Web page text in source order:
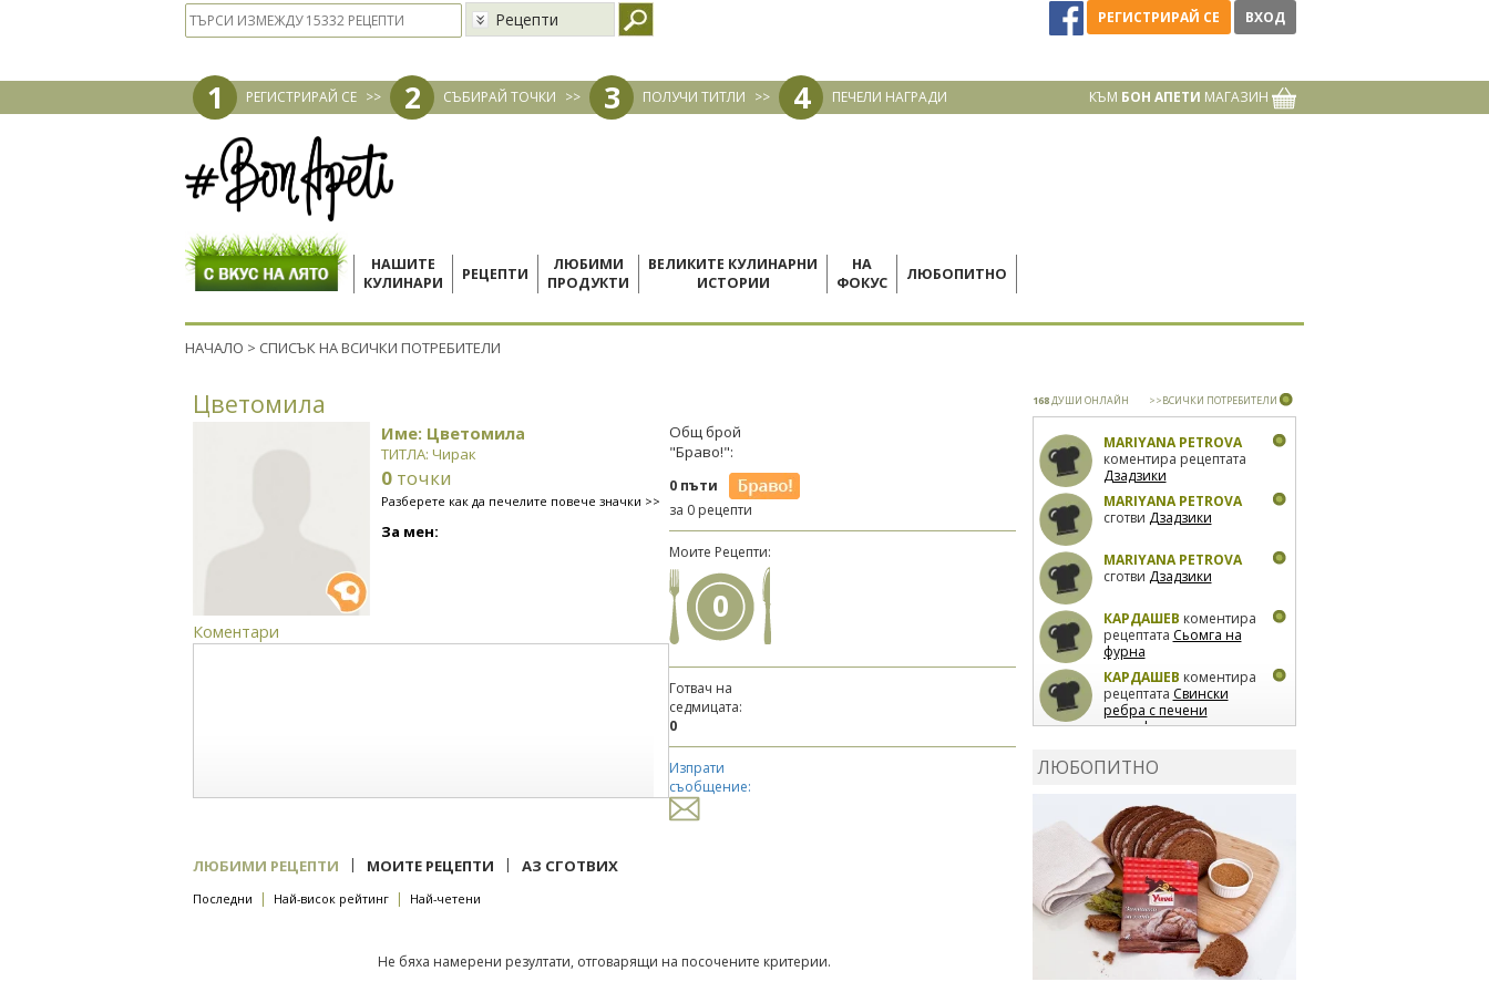
Рецепти РЕГИСТРИРАЙ СЕ ВХОД
1 РЕГИСТРИРАЙ СЕ >> 2 СЪБИРАЙ ТОЧКИ >> 3 ПОЛУЧИ ТИТЛИ >> 4 ПЕЧЕЛИ НАГРАДИ КЪМ БОН АПЕТИ МАГАЗИН
НАШИТЕ
КУЛИНАРИ
РЕЦЕПТИ
ЛЮБИМИ
ПРОДУКТИ
ВЕЛИКИТЕ КУЛИНАРНИ
ИСТОРИИ
НА
ФОКУС
ЛЮБОПИТНО
НАЧАЛО > СПИСЪК НА ВСИЧКИ ПОТРЕБИТЕЛИ
Цветомила
Име: Цветомила
ТИТЛА: Чирак
0 точки
Разберете как да печелите повече значки >>
За мен:
Коментари
Общ брой
"Браво!":
0 пъти
за 0 рецепти
Моите Рецепти:
0
Готвач на
седмицата:
0
Изпрати
съобщение:
ЛЮБИМИ РЕЦЕПТИ | МОИТЕ РЕЦЕПТИ | АЗ СГОТВИХ
Последни | Най-висок рейтинг | Най-четени
Не бяха намерени резултати, отговарящи на посочените критерии.
168ДУШИ ОНЛАЙН >>ВСИЧКИ ПОТРЕБИТЕЛИ
MARIYANA PETROVA
коментира рецептата
Дзадзики
MARIYANA PETROVA
сготви Дзадзики
MARIYANA PETROVA
сготви Дзадзики
КАРДАШЕВ коментира
рецептата Сьомга на
фурна
КАРДАШЕВ коментира
рецептата Свински
ребра с печени
картофи
лимон
коментира рецептата
Киноа със зеленчуци
ЛЮБОПИТНО